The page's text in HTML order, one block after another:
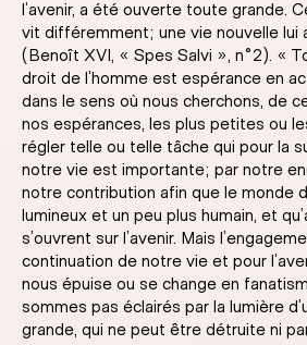
l’avenir, a été ouverte toute grande.
vit différemment; une vie nouvelle lui
(Benoît XVI, « Spes Salvi », n°2). «
droit de l’homme est espérance en
dans le sens où nous cherchons, de
nos espérances, les plus petites ou
régler telle ou telle tâche qui pour la
notre vie est importante; par notre
notre contribution afin que le monde
lumineux et un peu plus humain, et
s’ouvrent sur l’avenir. Mais
continuation de notre vie et pour
nous épuise ou se change en
sommes pas éclairés par la lumière
grande, qui ne peut être détruite ni